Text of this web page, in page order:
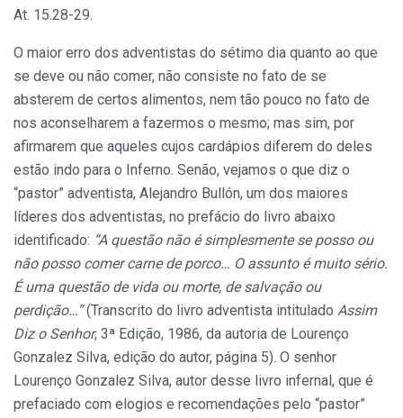
At. 15.28-29.
O maior erro dos adventistas do sétimo dia quanto ao que
se deve ou não comer, não consiste no fato de se
absterem de certos alimentos, nem tão pouco no fato de
nos aconselharem a fazermos o mesmo; mas sim, por
afirmarem que aqueles cujos cardápios diferem do deles
estão indo para o Inferno. Senão, vejamos o que diz o
“pastor” adventista, Alejandro Bullón, um dos maiores
líderes dos adventistas, no prefácio do livro abaixo
identificado: “A questão não é simplesmente se posso ou
não posso comer carne de porco… O assunto é muito sério.
É uma questão de vida ou morte, de salvação ou
perdição…”(Transcrito do livro adventista intitulado Assim
Diz o Senhor, 3ª Edição, 1986, da autoria de Lourenço
Gonzalez Silva, edição do autor, página 5). O senhor
Lourenço Gonzalez Silva, autor desse livro infernal, que é
prefaciado com elogios e recomendações pelo “pastor”